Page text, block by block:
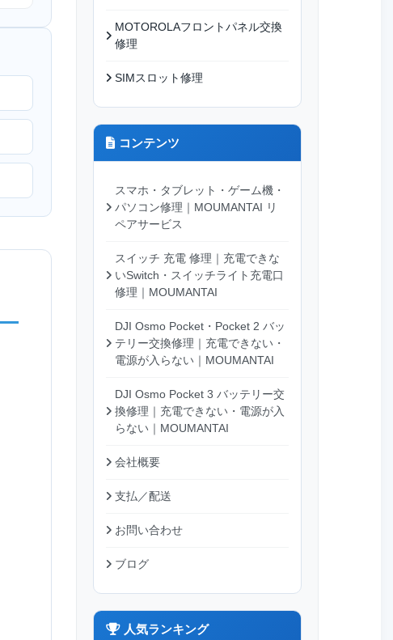
MOTOROLAフロントパネル交換
修理
SIMスロット修理
コンテンツ
スマホ・タブレット・ゲーム機・
パソコン修理｜MOUMANTAI リ
ペアサービス
スイッチ 充電 修理｜充電できな
いSwitch・スイッチライト充電口
修理｜MOUMANTAI
DJI Osmo Pocket・Pocket 2 バッ
テリー交換修理｜充電できない・
電源が入らない｜MOUMANTAI
DJI Osmo Pocket 3 バッテリー交
換修理｜充電できない・電源が入
らない｜MOUMANTAI
会社概要
支払／配送
お問い合わせ
ブログ
人気ランキング